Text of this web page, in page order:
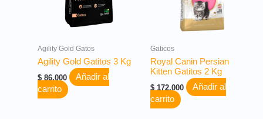
Agility Gold Gatos
Agility Gold Gatitos 3 Kg
$86.000
Añadir al
carrito
Gaticos
Royal Canin Persian
Kitten Gatitos 2 Kg
$172.000
Añadir al
carrito